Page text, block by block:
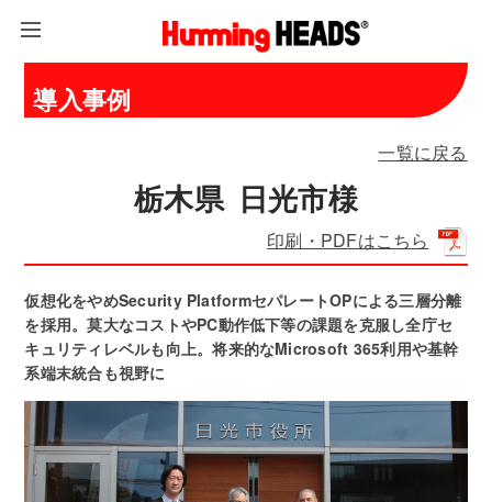
導入事例
一覧に戻る
栃木県 日光市様
印刷・PDFはこちら
仮想化をやめSecurity PlatformセパレートOPによる三層分離
を採用。莫大なコストやPC動作低下等の課題を克服し全庁セ
キュリティレベルも向上。将来的なMicrosoft 365利用や基幹
系端末統合も視野に